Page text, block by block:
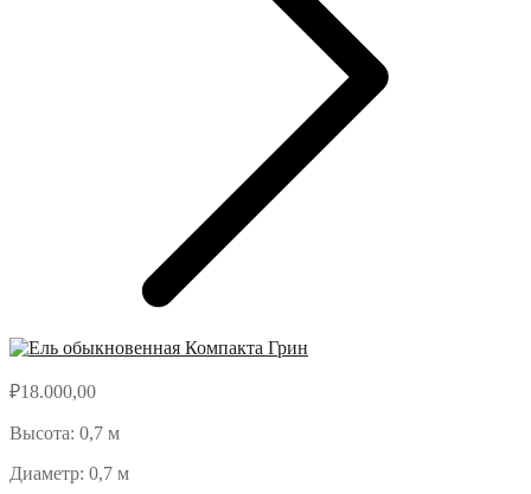
₽18.000,00
Высота: 0,7 м
Диаметр: 0,7 м